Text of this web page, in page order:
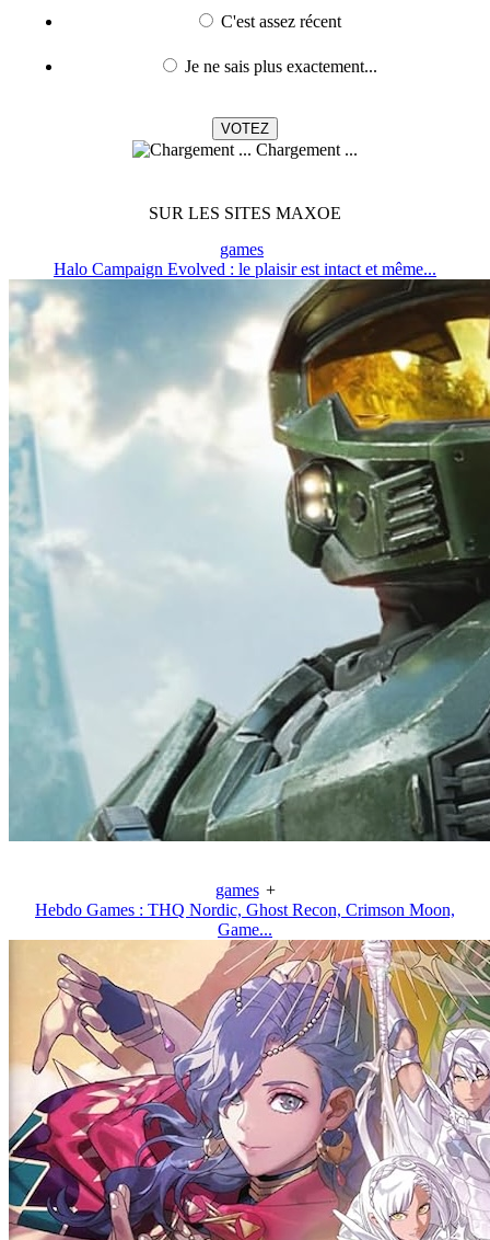
C'est assez récent
Je ne sais plus exactement...
Chargement ...
SUR LES SITES MAXOE
games
Halo Campaign Evolved : le plaisir est intact et même...
games +
Hebdo Games : THQ Nordic, Ghost Recon, Crimson Moon,
Game...